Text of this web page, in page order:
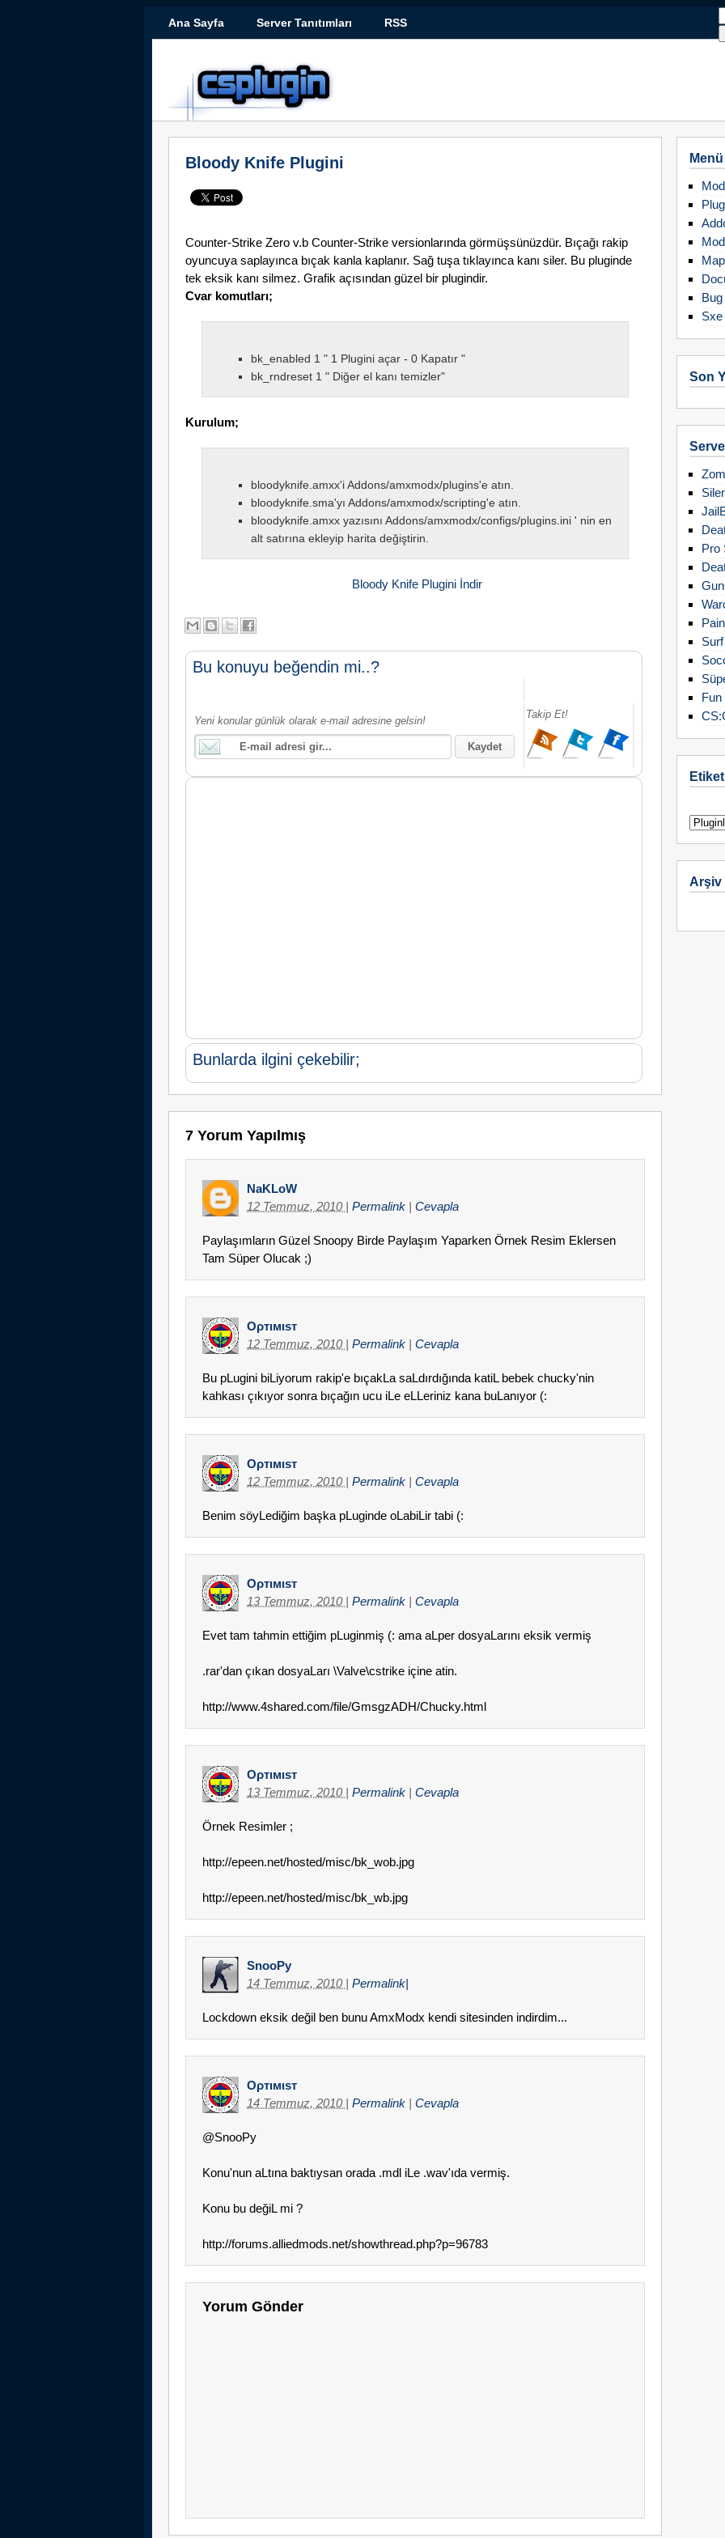
Ana Sayfa Server Tanıtımları RSS
Bloody Knife Plugini
Counter-Strike Zero v.b Counter-Strike versionlarında görmüşsünüzdür. Bıçağı rakip
oyuncuya saplayınca bıçak kanla kaplanır. Sağ tuşa tıklayınca kanı siler. Bu pluginde
tek eksik kanı silmez. Grafik açısından güzel bir plugindir.
Cvar komutları;
bk_enabled 1 " 1 Plugini açar - 0 Kapatır "
bk_rndreset 1 " Diğer el kanı temizler"
Kurulum;
bloodyknife.amxx'i Addons/amxmodx/plugins'e atın.
bloodyknife.sma'yı Addons/amxmodx/scripting'e atın.
bloodyknife.amxx yazısını Addons/amxmodx/configs/plugins.ini ' nin en
alt satırına ekleyip harita değiştirin.
Bloody Knife Plugini İndir
Bu konuyu beğendin mi..?
Yeni konular günlük olarak e-mail adresine gelsin!
Takip Et!
Bunlarda ilgini çekebilir;
7 Yorum Yapılmış
NaKLoW
12 Temmuz, 2010 | Permalink | Cevapla
Paylaşımların Güzel Snoopy Birde Paylaşım Yaparken Örnek Resim Eklersen
Tam Süper Olucak ;)
Oρтιмιsт
12 Temmuz, 2010 | Permalink | Cevapla
Bu pLugini biLiyorum rakip'e bıçakLa saLdırdığında katiL bebek chucky'nin
kahkası çıkıyor sonra bıçağın ucu iLe eLLeriniz kana buLanıyor (:
Oρтιмιsт
12 Temmuz, 2010 | Permalink | Cevapla
Benim söyLediğim başka pLuginde oLabiLir tabi (:
Oρтιмιsт
13 Temmuz, 2010 | Permalink | Cevapla
Evet tam tahmin ettiğim pLuginmiş (: ama aLper dosyaLarını eksik vermiş
.rar'dan çıkan dosyaLarı \Valve\cstrike içine atin.
http://www.4shared.com/file/GmsgzADH/Chucky.html
Oρтιмιsт
13 Temmuz, 2010 | Permalink | Cevapla
Örnek Resimler ;
http://epeen.net/hosted/misc/bk_wob.jpg
http://epeen.net/hosted/misc/bk_wb.jpg
SnooPy
14 Temmuz, 2010 | Permalink|
Lockdown eksik değil ben bunu AmxModx kendi sitesinden indirdim...
Oρтιмιsт
14 Temmuz, 2010 | Permalink | Cevapla
@SnooPy
Konu'nun aLtına baktıysan orada .mdl iLe .wav'ıda vermiş.
Konu bu değiL mi ?
http://forums.alliedmods.net/showthread.php?p=96783
Yorum Gönder
Menü
Sxe
Son
Pro
Arşiv